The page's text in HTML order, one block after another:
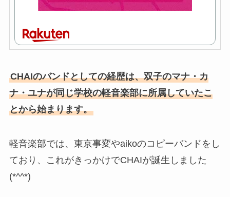
CHAIのバンドとしての経歴は、双子のマナ・カ
ナ・ユナが同じ学校の軽音楽部に所属していたこ
とから始まります。
軽音楽部では、東京事変やaikoのコピーバンドをし
ており、これがきっかけでCHAIが誕生しました
(*^^*)